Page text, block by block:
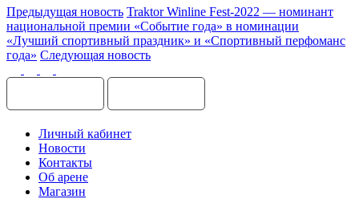
Предыдущая новость Traktor Winline Fest-2022 — номинант
национальной премии «Событие года» в номинации
«Лучший спортивный праздник» и «Спортивный перфоманс
года» Следующая новость
Личный кабинет
Новости
Контакты
Об арене
Магазин